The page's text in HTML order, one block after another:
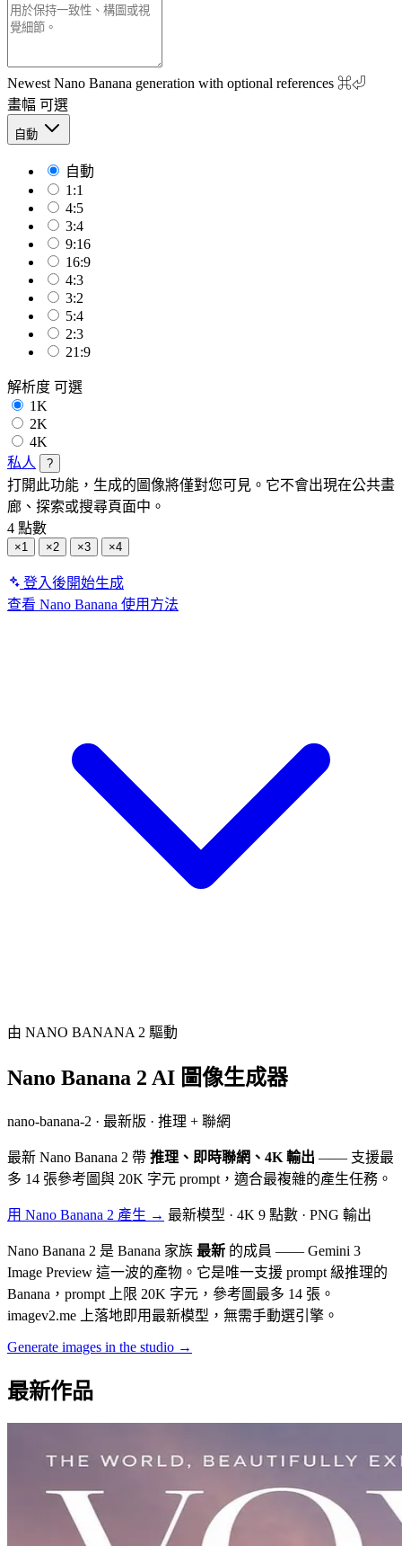
Newest Nano Banana generation with optional references ⌘⏎
畫幅 可選
自動
自動
1:1
4:5
3:4
9:16
16:9
4:3
3:2
5:4
2:3
21:9
解析度 可選
1K
2K
4K
私人
?
打開此功能，生成的圖像將僅對您可見。它不會出現在公共畫
廊、探索或搜尋頁面中。
4 點數
×1 ×2 ×3 ×4
登入後開始生成
查看 Nano Banana 使用方法
由 NANO BANANA 2 驅動
Nano Banana 2 AI 圖像生成器
nano-banana-2 · 最新版 · 推理 + 聯網
最新 Nano Banana 2 帶 推理、即時聯網、4K 輸出 —— 支援最
多 14 張參考圖與 20K 字元 prompt，適合最複雜的產生任務。
用 Nano Banana 2 產生 → 最新模型 · 4K 9 點數 · PNG 輸出
Nano Banana 2 是 Banana 家族 最新 的成員 —— Gemini 3
Image Preview 這一波的產物。它是唯一支援 prompt 級推理的
Banana，prompt 上限 20K 字元，參考圖最多 14 張。
imagev2.me 上落地即用最新模型，無需手動選引擎。
Generate images in the studio →
最新作品